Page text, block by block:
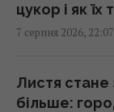
Росія
своїх
20:35 п'ятниця, 07
цукор і як
7 серпня 2026, 22:07
Листя стане
більше: